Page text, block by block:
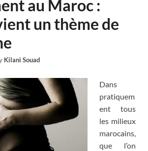
au Maroc :
un thème de
Kilani Souad
Dans
pratiquem
ent tous
les milieux
marocains,
que l’on